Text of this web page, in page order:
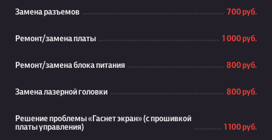
Замена разъемов 700 руб.
Ремонт/замена платы 1 000 руб.
Ремонт/замена блока питания 800 руб.
Замена лазерной головки 800 руб.
Решение проблемы «Гаснет экран» (с прошивкой
платы управления)
1 100 руб.